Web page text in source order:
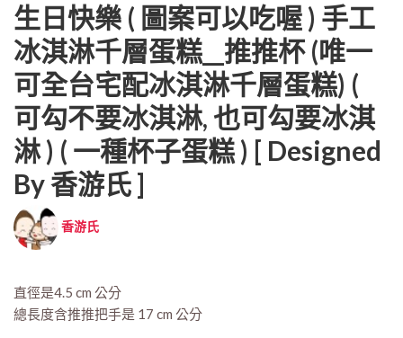
生日快樂 ( 圖案可以吃喔 ) 手工
冰淇淋千層蛋糕__推推杯 (唯一
可全台宅配冰淇淋千層蛋糕) (
可勾不要冰淇淋, 也可勾要冰淇
淋 ) ( 一種杯子蛋糕 ) [ Designed
By 香游氏 ]
香游氏
直徑是4.5 cm 公分
總長度含推推把手是 17 cm 公分